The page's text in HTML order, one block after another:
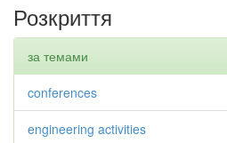
Розкриття
за темами
conferences
engineering activities